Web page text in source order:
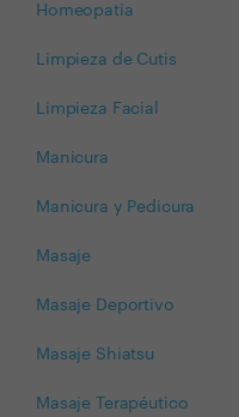
Homeopatia
Limpieza de Cutis
Limpieza Facial
Manicura
Manicura y Pedicura
Masaje
Masaje Deportivo
Masaje Shiatsu
Masaje Terapéutico